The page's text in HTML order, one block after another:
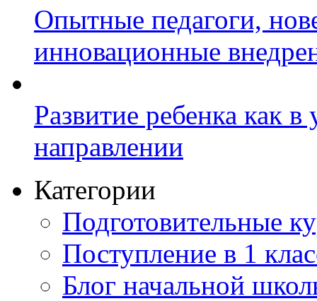
Опытные педагоги,
инновационные
Развитие ребенка как
направлении
Категории
Подготовительные
Поступление в 1
Блог начальной